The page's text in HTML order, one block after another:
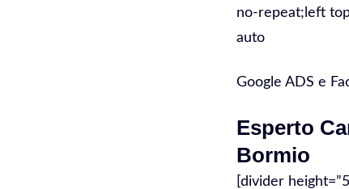
no-repeat;left
auto
Google ADS e
Esperto
Bormio
[divider